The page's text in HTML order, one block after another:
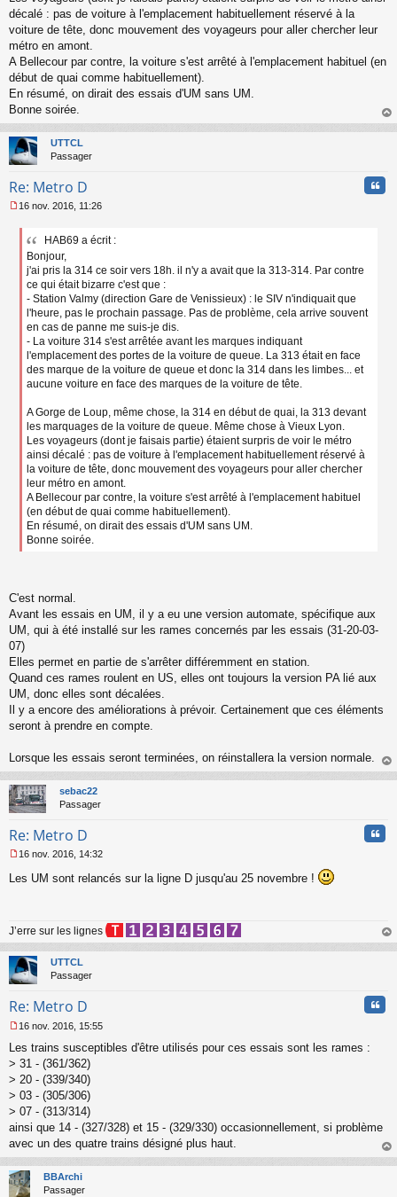
décalé : pas de voiture à l'emplacement habituellement réservé à la
voiture de tête, donc mouvement des voyageurs pour aller chercher leur
métro en amont.
A Bellecour par contre, la voiture s'est arrêté à l'emplacement habituel (en
début de quai comme habituellement).
En résumé, on dirait des essais d'UM sans UM.
Bonne soirée.
au
UTTCL
Passager
Re: Metro D
e
16 nov. 2016, 11:26
HAB69 a écrit :
Bonjour,
j'ai pris la 314 ce soir vers 18h. il n'y a avait que la 313-314. Par contre
ce qui était bizarre c'est que :
- Station Valmy (direction Gare de Venissieux) : le SIV n'indiquait que
l'heure, pas le prochain passage. Pas de problème, cela arrive souvent
en cas de panne me suis-je dis.
- La voiture 314 s'est arrêtée avant les marques indiquant
l'emplacement des portes de la voiture de queue. La 313 était en face
des marque de la voiture de queue et donc la 314 dans les limbes... et
aucune voiture en face des marques de la voiture de tête.
A Gorge de Loup, même chose, la 314 en début de quai, la 313 devant
les marquages de la voiture de queue. Même chose à Vieux Lyon.
Les voyageurs (dont je faisais partie) étaient surpris de voir le métro
ainsi décalé : pas de voiture à l'emplacement habituellement réservé à
la voiture de tête, donc mouvement des voyageurs pour aller chercher
leur métro en amont.
A Bellecour par contre, la voiture s'est arrêté à l'emplacement habituel
(en début de quai comme habituellement).
En résumé, on dirait des essais d'UM sans UM.
Bonne soirée.
C'est normal.
Avant les essais en UM, il y a eu une version automate, spécifique aux
UM, qui à été installé sur les rames concernés par les essais (31-20-03-
07)
Elles permet en partie de s'arrêter différemment en station.
Quand ces rames roulent en US, elles ont toujours la version PA lié aux
UM, donc elles sont décalées.
Il y a encore des améliorations à prévoir. Certainement que ces éléments
seront à prendre en compte.
Lorsque les essais seront terminées, on réinstallera la version normale.
au
sebac22
Passager
Re: Metro D
e
g
e
n
o
n
u
16 nov. 2016, 14:32
Les UM sont relancés sur la ligne D jusqu'au 25 novembre !
J’erre sur les lignes
au
UTTCL
Passager
Re: Metro D
e
s
s
a
g
e
n
o
n
l
u
16 nov. 2016, 15:55
Les trains susceptibles d'être utilisés pour ces essais sont les rames :
> 31 - (361/362)
> 20 - (339/340)
> 03 - (305/306)
> 07 - (313/314)
ainsi que 14 - (327/328) et 15 - (329/330) occasionnellement, si problème
avec un des quatre trains désigné plus haut.
au
BBArchi
Passager